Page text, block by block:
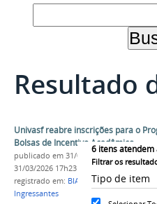
Resultado
6 itens
Filtrar os
Tipo de item
Univasf reabre inscrições para o
Bolsas de Incentivo Acadêmico
publicado em 31/03/2026— última
31/03/2026 17h23
registrado em: BIA Proen,Chamada
Ingressantes